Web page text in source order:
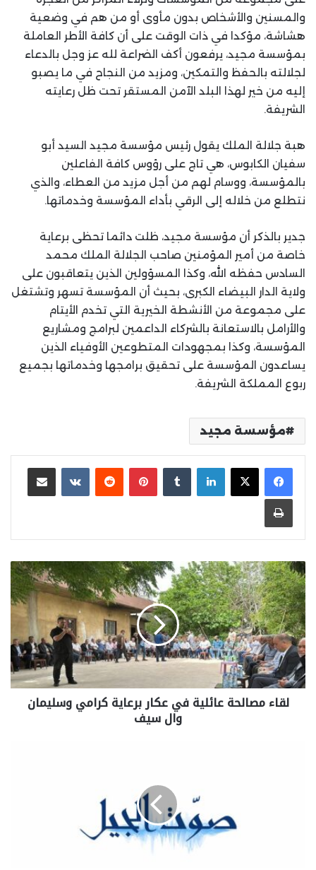
والمسنين والأشخاص بدون مأوى أو من هم في وضعية
هشاشة، مؤكدا في ذات الوقت على أن كافة الأطر العاملة
بمؤسسة مجيد، يرفعون أكف الضراعة لله عز وجل بالدعاء
لجلالته بالحفظ والتمكين، ومزيد من النجاح في ما يصبو
إليه من خير لهذا البلد الآمن المستقر تحت ظل رعايته
الشريفة.
هبة جلالة الملك يقول رئيس مؤسسة مجيد السيد أبو
سفيان الكابوس، هي تاج على رؤوس كافة الفاعلين
بالمؤسسة، ووسام لهم من أجل مزيد من العطاء، والذي
نتطلع من خلاله إلى الرقي بأداء المؤسسة وخدماتها.
جدير بالذكر أن مؤسسة مجيد، ظلت دائما تحظى برعاية
خاصة من أمير المؤمنين صاحب الجلالة الملك محمد
السادس حفظه الله، وكذا المسؤولين الذين يتعاقبون على
ولاية الدار البيضاء الكبرى، بحيث أن المؤسسة تسهر وتشتغل
على مجموعة من الأنشطة الخيرية التي تخدم الأيتام
والأرامل بالاستعانة بالشركاء الداعمين لبرامج ومشاريع
المؤسسة، وكذا بمجهودات المتطوعين الأوفياء الذين
يساعدون المؤسسة على تحقيق برامجها وخدماتها بجميع
ربوع المملكة الشريفة.
مؤسسة مجيد
لينكدإن بينتيريست مشاركة عبر البريد
طباعة
لقاء مصالحة عائلية في عكار برعاية كرامي وسليمان
وال سيف